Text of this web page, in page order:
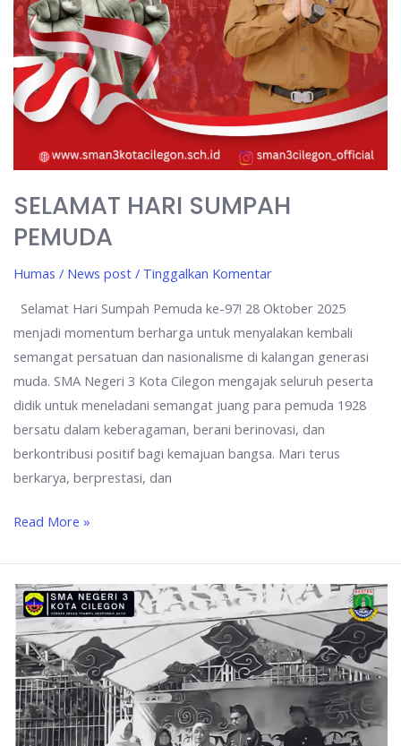
SELAMAT HARI SUMPAH
PEMUDA
Humas / News post/ Tinggalkan Komentar
Selamat Hari Sumpah Pemuda ke-97! 28 Oktober 2025
menjadi momentum berharga untuk menyalakan kembali
semangat persatuan dan nasionalisme di kalangan generasi
muda. SMA Negeri 3 Kota Cilegon mengajak seluruh peserta
didik untuk meneladani semangat juang para pemuda 1928
bersatu dalam keberagaman, berani berinovasi, dan
berkontribusi positif bagi kemajuan bangsa. Mari terus
berkarya, berprestasi, dan
Read More »
Semarak
Bulan
Bahasa
2025
NARYASASTRA